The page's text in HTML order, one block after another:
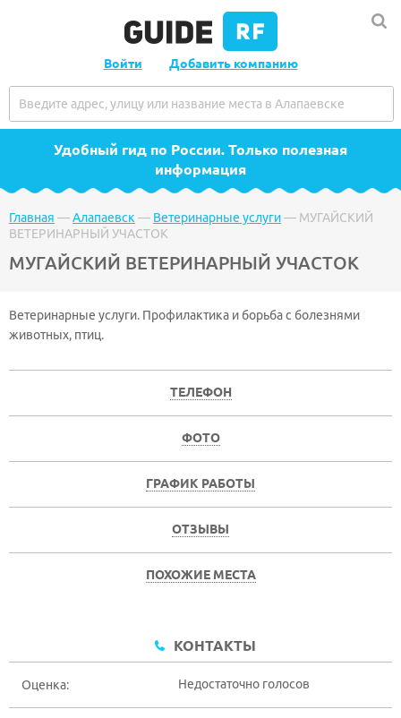
Войти Добавить компанию
Удобный гид по России. Только полезная
информация
Главная —Алапаевск — Ветеринарные услуги— МУГАЙСКИЙ
ВЕТЕРИНАРНЫЙ УЧАСТОК
МУГАЙСКИЙ ВЕТЕРИНАРНЫЙ УЧАСТОК
Ветеринарные услуги. Профилактика и борьба с болезнями
животных, птиц.
ТЕЛЕФОН
ФОТО
ГРАФИК РАБОТЫ
ОТЗЫВЫ
ПОХОЖИЕ МЕСТА
КОНТАКТЫ
Оценка: Недостаточно голосов